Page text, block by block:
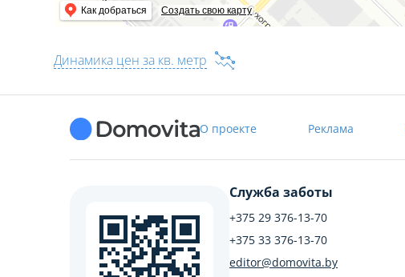
Как добраться Создать свою карту
Динамика цен за кв. метр
О проекте Реклама
Служба заботы
+375 29 376-13-70
+375 33 376-13-70
editor@domovita.by